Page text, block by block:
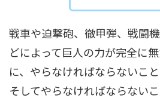
戦車や迫撃砲、徹甲弾、戦闘
どによって巨人の力が完全に
に、やらなければならないこ
そしてやらなければならない